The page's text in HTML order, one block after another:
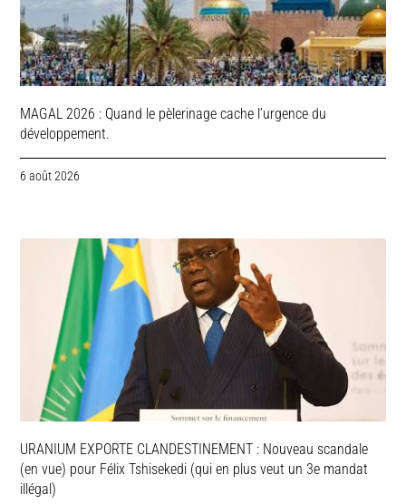
MAGAL 2026 : Quand le pèlerinage cache l’urgence du
développement.
6 août 2026
URANIUM EXPORTE CLANDESTINEMENT : Nouveau scandale
(en vue) pour Félix Tshisekedi (qui en plus veut un 3e mandat
illégal)